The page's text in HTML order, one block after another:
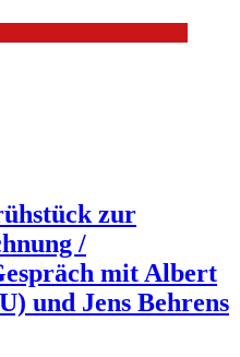
zur
/
mit Albert
und Jens Behrens